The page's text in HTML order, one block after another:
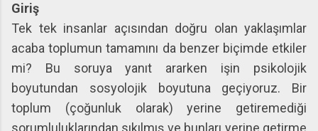
Giriş
Tek tek insanlar açısından doğru olan yaklaşımlar
acaba toplumun tamamını da benzer biçimde etkiler
mi? Bu soruya yanıt ararken işin psikolojik
boyutundan sosyolojik boyutuna geçiyoruz. Bir
toplum (çoğunluk olarak) yerine getiremediği
sorumluluklarından sıkılmış ve bunları yerine getirme